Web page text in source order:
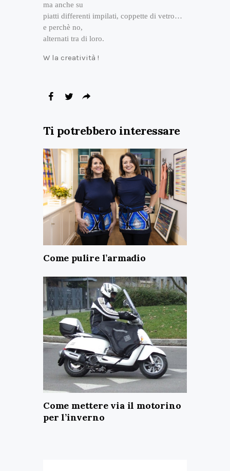
ma anche su
piatti differenti impilati, coppette di vetro…
e perchè no,
alternati tra di loro.
W la creatività !
Ti potrebbero interessare
Come pulire l’armadio
Come mettere via il motorino
per l’inverno